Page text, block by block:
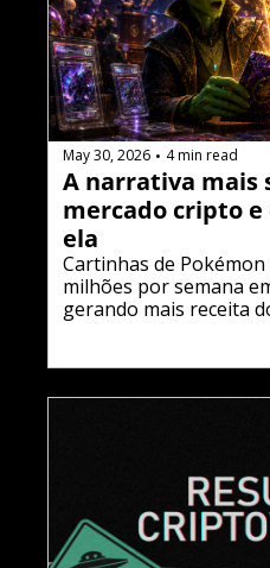
May 30, 2026 • 4 min read
A narrativa mais
mercado cripto e
ela
Cartinhas de
milhões por semana
gerando mais receita